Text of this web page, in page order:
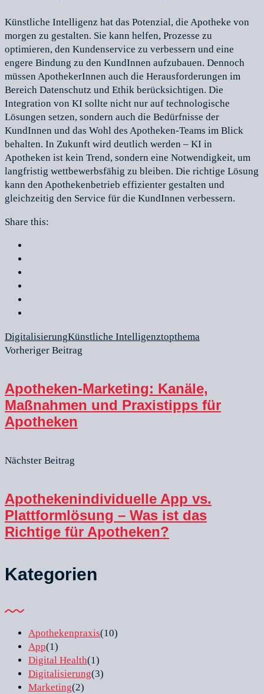
Künstliche Intelligenz hat das Potenzial, die Apotheke von
morgen zu gestalten. Sie kann helfen, Prozesse zu
optimieren, den Kundenservice zu verbessern und eine
engere Bindung zu den KundInnen aufzubauen. Dennoch
müssen ApothekerInnen auch die Herausforderungen im
Bereich Datenschutz und Ethik berücksichtigen. Die
Integration von KI sollte nicht nur auf technologische
Lösungen setzen, sondern auch die Bedürfnisse der
KundInnen und das Wohl des Apotheken-Teams im Blick
behalten. In Zukunft wird deutlich werden – KI in
Apotheken ist kein Trend, sondern eine Notwendigkeit, um
langfristig wettbewerbsfähig zu bleiben. Die richtige Lösung
kann den Apothekenbetrieb effizienter gestalten und
gleichzeitig den Service für die KundInnen verbessern.
Share this:
DigitalisierungKünstliche Intelligenztopthema
Vorheriger Beitrag
Apotheken-Marketing: Kanäle,
Maßnahmen und Praxistipps für
Apotheken
Nächster Beitrag
Apothekenindividuelle App vs.
Plattformlösung – Was ist das
Richtige für Apotheken?
Kategorien
Apothekenpraxis(10)
App(1)
Digital Health(1)
Digitalisierung(3)
Marketing(2)